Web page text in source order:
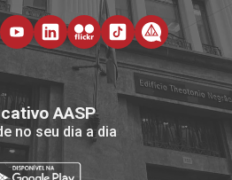
AASP
no seu dia a dia